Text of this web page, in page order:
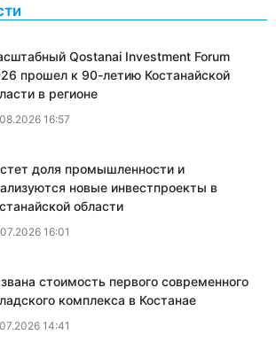
Qostanai Investment Forum
прошел к 90-летию Костанайской
в регионе
16:57
доля промышленности и
новые инвестпроекты в
области
16:01
стоимость первого современного
комплекса в Костанае
14:41